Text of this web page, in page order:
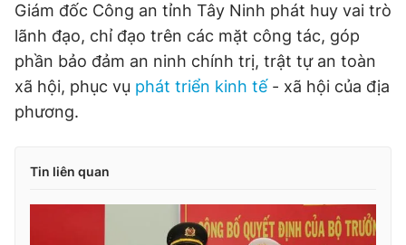
Giám đốc Công an tỉnh Tây Ninh phát huy vai trò
lãnh đạo, chỉ đạo trên các mặt công tác, góp
phần bảo đảm an ninh chính trị, trật tự an toàn
xã hội, phục vụ phát triển kinh tế - xã hội của địa
phương.
Tin liên quan